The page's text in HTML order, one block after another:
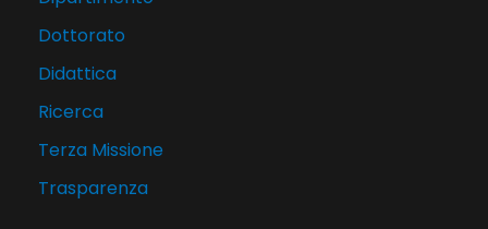
Dottorato
Didattica
Ricerca
Terza Missione
Trasparenza